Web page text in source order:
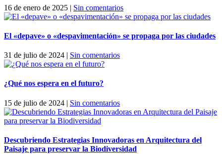
16 de enero de 2025 | Sin comentarios
El «depave» o «despavimentación» se propaga por las ciudades
31 de julio de 2024 | Sin comentarios
¿Qué nos espera en el futuro?
15 de julio de 2024 | Sin comentarios
Descubriendo Estrategias Innovadoras en Arquitectura del
Paisaje para preservar la Biodiversidad